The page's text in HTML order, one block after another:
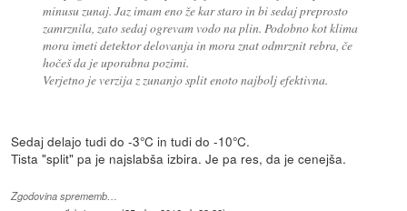
minusu zunaj. Jaz imam eno že kar staro in bi sedaj preprosto
zamrznila, zato sedaj ogrevam vodo na plin. Podobno kot klima
mora imeti detektor delovanja in mora znat odmrznit rebra, če
hočeš da je uporabna pozimi.
Verjetno je verzija z zunanjo split enoto najbolj efektivna.
Sedaj delajo tudi do -3°C in tudi do -10°C.
Tista "split" pa je najslabša izbira. Je pa res, da je cenejša.
Zgodovina sprememb…